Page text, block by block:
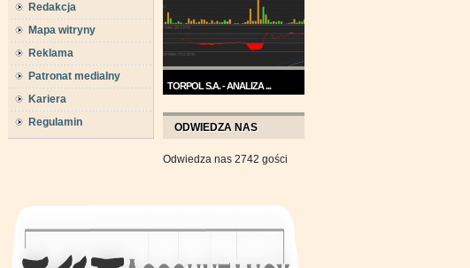
Redakcja
Mapa witryny
Reklama
Patronat medialny
Kariera
Regulamin
TORPOL S.A. - ANALIZA ...
września wykres Torpolu ...
ODWIEDZA NAS
Odwiedza nas 2742 gości